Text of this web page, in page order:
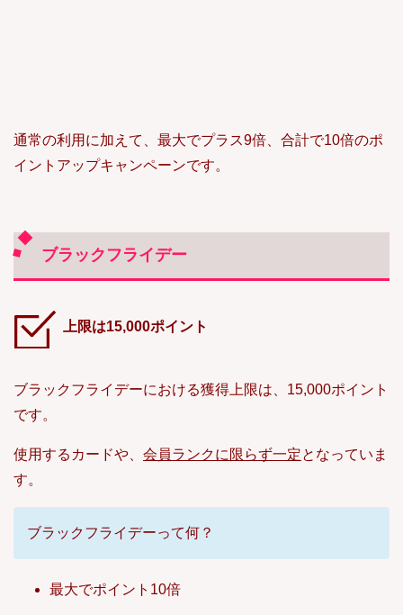
通常の利用に加えて、最大でプラス9倍、合計で10倍のポ
イントアップキャンペーンです。
ブラックフライデー
上限は15,000ポイント
ブラックフライデーにおける獲得上限は、15,000ポイント
です。
使用するカードや、 会員ランクに限らず一定となっていま
す。
ブラックフライデーって何？
最大でポイント10倍